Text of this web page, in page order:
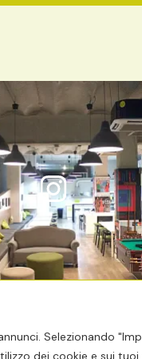
Selezionando
dei cookie e sui